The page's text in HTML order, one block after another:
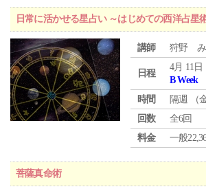
日常に活かせる星占い ～はじめての西洋占星
講師 狩野 み
日程
4月 11日
B Week
時間
隔週 （
回数
全6回
料金
一般
菩薩真命術